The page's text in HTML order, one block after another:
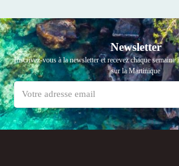
Newsletter
Inscrivez-vous à la newsletter et recevez chaque
sur la Martinique